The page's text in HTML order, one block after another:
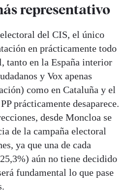
representativo
del CIS, el único
en prácticamente todo
tanto en la España interior
y Vox apenas
como en Cataluña y el
prácticamente desaparece.
desde Moncloa se
de la campaña electoral
ya que una de cada
aún no tiene decidido
fundamental lo que pase